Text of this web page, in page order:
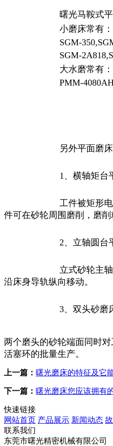
曙光马鞍式
小磨床常有：
SGM-
SGM-
大水磨常有：
PMM-
另外平面磨
1 、横轴矩台
工件被矩形
件可在砂轮周围磨削，磨削
2、立轴圆台
立式砂轮主
沿床身导轨纵向移动。
3、双头砂磨
两个磨头的砂轮端面同时
活塞环的批量生产。
上一篇： 曙光磨床的特征及它
下一篇： 曙光磨床您应该拥有
快速链接
网站首页 产品展示 新闻动态
联系我们
东莞市曙光精密机械有限公司